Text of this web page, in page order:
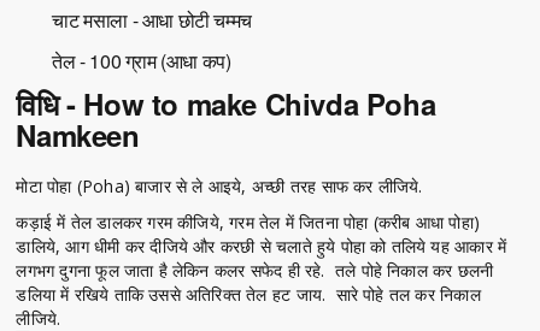
चाट मसाला - आधा छोटी चम्मच
तेल - 100 ग्राम (आधा कप)
विधि - How to make Chivda Poha
Namkeen
मोटा पोहा (Poha) बाजार से ले आइये, अच्छी तरह साफ कर लीजिये.
कड़ाई में तेल डालकर गरम कीजिये, गरम तेल में जितना पोहा (करीब आधा पोहा)
डालिये, आग धीमी कर दीजिये और करछी से चलाते हुये पोहा को तलिये यह आकार में
लगभग दुगना फूल जाता है लेकिन कलर सफेद ही रहे. तले पोहे निकाल कर छलनी
डलिया में रखिये ताकि उससे अतिरिक्त तेल हट जाय. सारे पोहे तल कर निकाल
लीजिये.